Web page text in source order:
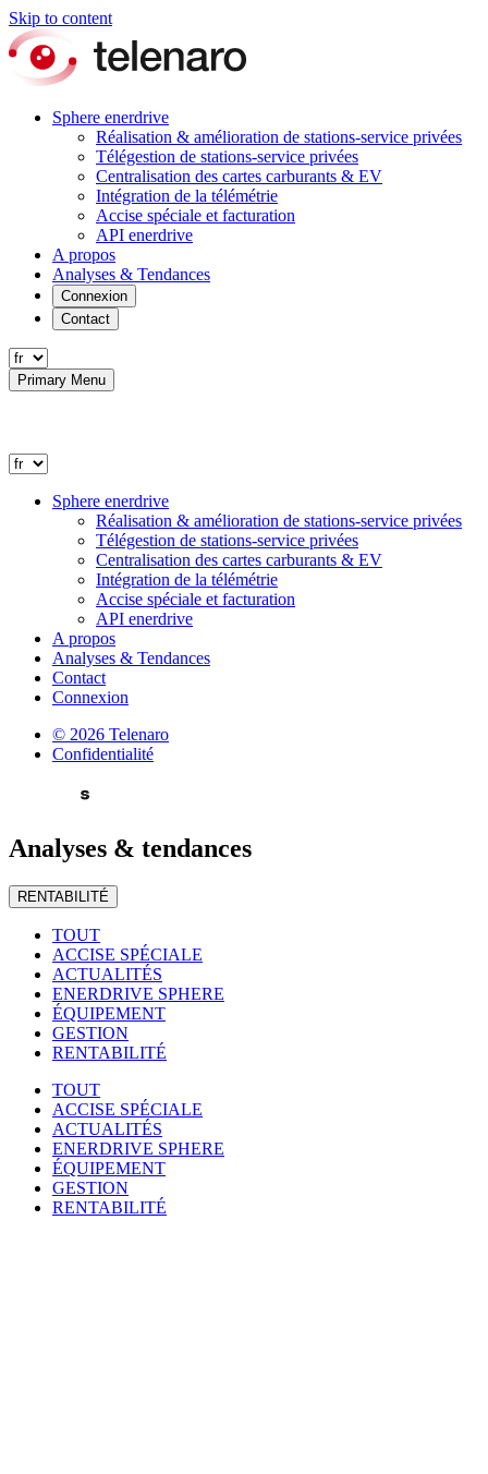
Skip to content
Sphere enerdrive
Réalisation & amélioration de stations-service privées
Télégestion de stations-service privées
Centralisation des cartes carburants & EV
Intégration de la télémétrie
Accise spéciale et facturation
API enerdrive
A propos
Analyses & Tendances
Connexion
Contact
Primary Menu
Sphere enerdrive
Réalisation & amélioration de stations-service privées
Télégestion de stations-service privées
Centralisation des cartes carburants & EV
Intégration de la télémétrie
Accise spéciale et facturation
API enerdrive
A propos
Analyses & Tendances
Contact
Connexion
© 2026 Telenaro
Confidentialité
Analyses & tendances
RENTABILITÉ
TOUT
ACCISE SPÉCIALE
ACTUALITÉS
ENERDRIVE SPHERE
ÉQUIPEMENT
GESTION
RENTABILITÉ
TOUT
ACCISE SPÉCIALE
ACTUALITÉS
ENERDRIVE SPHERE
ÉQUIPEMENT
GESTION
RENTABILITÉ